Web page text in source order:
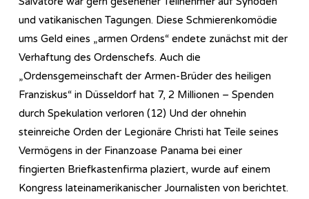
und vatikanischen Tagungen. Diese Schmierenkomödie
ums Geld eines „armen Ordens“ endete zunächst mit der
Verhaftung des Ordenschefs. Auch die
„Ordensgemeinschaft der Armen-Brüder des heiligen
Franziskus“ in Düsseldorf hat 7, 2 Millionen – Spenden
durch Spekulation verloren (12) Und der ohnehin
steinreiche Orden der Legionäre Christi hat Teile seines
Vermögens in der Finanzoase Panama bei einer
fingierten Briefkastenfirma plaziert, wurde auf einem
Kongress lateinamerikanischer Journalisten von berichtet.